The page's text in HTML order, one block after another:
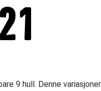
9 hull. Denne